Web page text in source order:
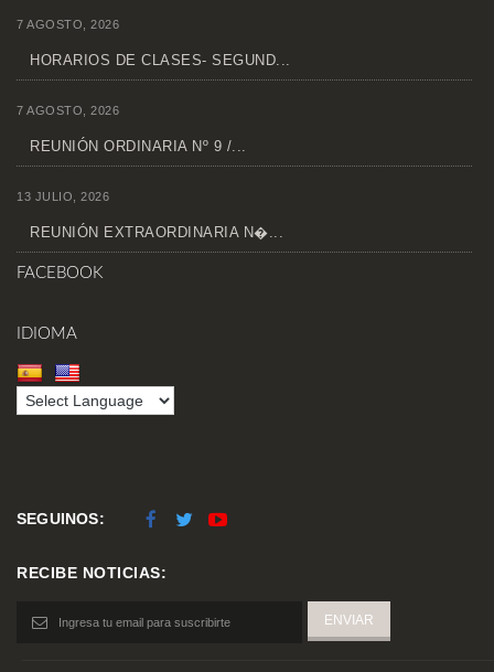
7 AGOSTO, 2026
HORARIOS DE CLASES- SEGUND...
7 AGOSTO, 2026
REUNIÓN ORDINARIA Nº 9 /...
13 JULIO, 2026
REUNIÓN EXTRAORDINARIA N�...
FACEBOOK
IDIOMA
SEGUINOS:
RECIBE NOTICIAS: